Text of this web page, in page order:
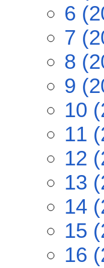
6
7
8
9
10
11
12
13
14
15
16